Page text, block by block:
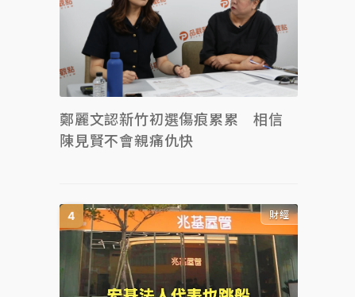
鄭麗文認新竹初選傷痕累累 相信
陳見賢不會親痛仇快
財經